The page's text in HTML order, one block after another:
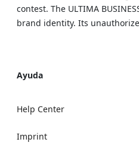
contest. The ULTIMA
brand identity. Its
Ayuda
Help Center
Imprint